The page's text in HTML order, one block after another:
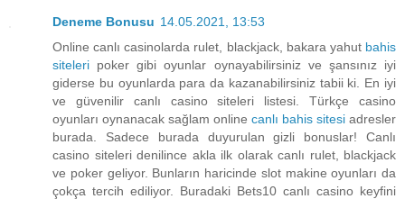
Deneme Bonusu 14.05.2021, 13:53
Online canlı casinolarda rulet, blackjack, bakara yahut bahis
siteleri poker gibi oyunlar oynayabilirsiniz ve şansınız iyi
giderse bu oyunlarda para da kazanabilirsiniz tabii ki. En iyi
ve güvenilir canlı casino siteleri listesi. Türkçe casino
oyunları oynanacak sağlam online canlı bahis sitesi adresler
burada. Sadece burada duyurulan gizli bonuslar! Canlı
casino siteleri denilince akla ilk olarak canlı rulet, blackjack
ve poker geliyor. Bunların haricinde slot makine oyunları da
çokça tercih ediliyor. Buradaki Bets10 canlı casino keyfini